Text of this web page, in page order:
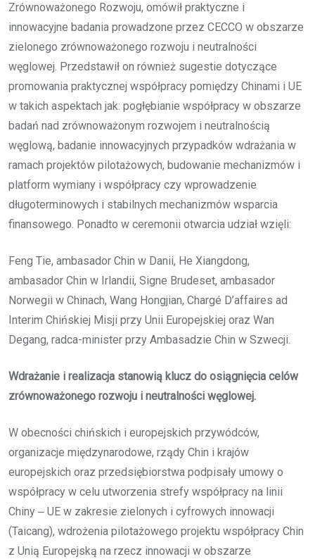
Zrównoważonego Rozwoju, omówił praktyczne i
innowacyjne badania prowadzone przez CECCO w obszarze
zielonego zrównoważonego rozwoju i neutralności
węglowej. Przedstawił on również sugestie dotyczące
promowania praktycznej współpracy pomiędzy Chinami i UE
w takich aspektach jak: pogłębianie współpracy w obszarze
badań nad zrównoważonym rozwojem i neutralnością
węglową, badanie innowacyjnych przypadków wdrażania w
ramach projektów pilotażowych, budowanie mechanizmów i
platform wymiany i współpracy czy wprowadzenie
długoterminowych i stabilnych mechanizmów wsparcia
finansowego. Ponadto w ceremonii otwarcia udział wzięli:
Feng Tie, ambasador Chin w Danii, He Xiangdong,
ambasador Chin w Irlandii, Signe Brudeset, ambasador
Norwegii w Chinach, Wang Hongjian, Chargé D’affaires ad
Interim Chińskiej Misji przy Unii Europejskiej oraz Wan
Degang, radca-minister przy Ambasadzie Chin w Szwecji.
Wdrażanie i realizacja stanowią klucz do osiągnięcia celów
zrównoważonego rozwoju i neutralności węglowej.
W obecności chińskich i europejskich przywódców,
organizacje międzynarodowe, rządy Chin i krajów
europejskich oraz przedsiębiorstwa podpisały umowy o
współpracy w celu utworzenia strefy współpracy na linii
Chiny ‒ UE w zakresie zielonych i cyfrowych innowacji
(Taicang), wdrożenia pilotażowego projektu współpracy Chin
z Unią Europejską na rzecz innowacji w obszarze